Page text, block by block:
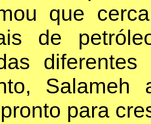
que
de
Salameh
para